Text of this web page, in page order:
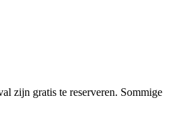
zijn gratis te reserveren. Sommige